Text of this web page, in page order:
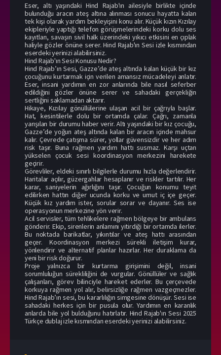
Eser, altı yaşındaki Hind Rajab'ın ailesiyle birlikte içinde
bulunduğu aracın ateş altına alınması sonucu hayatta kalan
tek kişi olarak yardım bekleyişini konu alır. Küçük kızın Kızılay
ekipleriyle yaptığı telefon görüşmelerindeki korku dolu ses
kayıtları, savaşın sivil halk üzerindeki yıkıcı etkisini en çıplak
haliyle gözler önüne serer. Hind Rajab'ın Sesi izle kısmından
eserdeki yerinizi alabilirsiniz.
Hind Rajab'ın Sesi Konusu Nedir?
Hind Rajab’ın Sesi, Gazze’de ateş altında kalan küçük bir kız
çocuğunu kurtarmak için verilen amansız mücadeleyi anlatır.
Eser, insani yardımın en zor anlarında bile nasıl seferber
edildiğini gözler önüne serer ve sahadaki gerçekliğin
sertliğini saklamadan aktarır.
Hikaye, Kızılay gönüllülerine ulaşan acil bir çağrıyla başlar.
Hat, kesintilerle dolu bir ortamda çalar. Çağrı, zamanla
yarışılan bir durumu haber verir. Altı yaşındaki bir kız çocuğu,
Gazze’de yoğun ateş altında kalan bir aracın içinde mahsur
kalır. Çevrede çatışma sürer, yollar güvensizdir ve her adım
risk taşır. Buna rağmen yardım hattı susmaz. Karşı uçtan
yükselen çocuk sesi koordinasyon merkezini harekete
geçirir.
Görevliler, eldeki sınırlı bilgilerle durumu hızla değerlendirir.
Haritalar açılır, güzergahlar hesaplanır ve riskler tartılır. Her
karar, saniyelerin ağırlığını taşır. Çocuğun konumu teyit
edilirken hattın diğer ucunda korku ve umut iç içe geçer.
Küçük kız yardım ister, sorular sorar ve dayanır. Ses ise
operasyonun merkezine yön verir.
Acil servisler, tüm tehlikelere rağmen bölgeye bir ambulans
gönderir. Ekip, sirenlerin anlamını yitirdiği bir ortamda ilerler.
Bu noktada barikatlar, yıkıntılar ve ateş hattı arasından
geçer. Koordinasyon merkezi sürekli iletişim kurar,
yönlendirir ve alternatif planlar hazırlar. Her duraklama da
yeni bir risk doğurur.
Proje yalnızca bir kurtarma girişimini değil, insani
sorumluluğun sürekliliğini de vurgular. Gönüllüler ve sağlık
çalışanları, görev bilinciyle hareket ederler. Bu çerçevede
korkuya rağmen yol alır, belirsizliğe rağmen vazgeçmezler.
Hind Rajab’ın sesi, bu kararlılığın simgesine dönüşür. Sesi ise
sahadaki herkes için bir pusula olur. Yardımın en karanlık
anlarda bile yol bulduğunu hatırlatır. Hind Rajab'ın Sesi 2025
Türkçe dublaj izle kısmından eserdeki yerinizi alabilirsiniz.